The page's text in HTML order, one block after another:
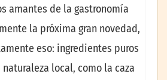
amantes de la gastronomía
la próxima gran novedad,
eso: ingredientes puros
local, como la caza